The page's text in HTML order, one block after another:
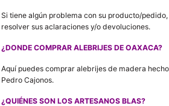
Si tiene algún problema con su producto/
resolver sus aclaraciones y/o devoluciones.
¿DONDE COMPRAR ALEBRIJES DE OAXACA?
Aquí puedes comprar alebrijes de madera
Pedro Cajonos.
¿QUIÉNES SON LOS ARTESANOS BLAS?